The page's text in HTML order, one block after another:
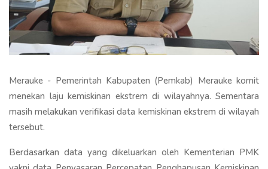
Merauke - Pemerintah Kabupaten (Pemkab) Merauke komit
menekan laju kemiskinan ekstrem di wilayahnya. Sementara
masih melakukan verifikasi data kemiskinan ekstrem di wilayah
tersebut.
Berdasarkan data yang dikeluarkan oleh Kementerian PMK